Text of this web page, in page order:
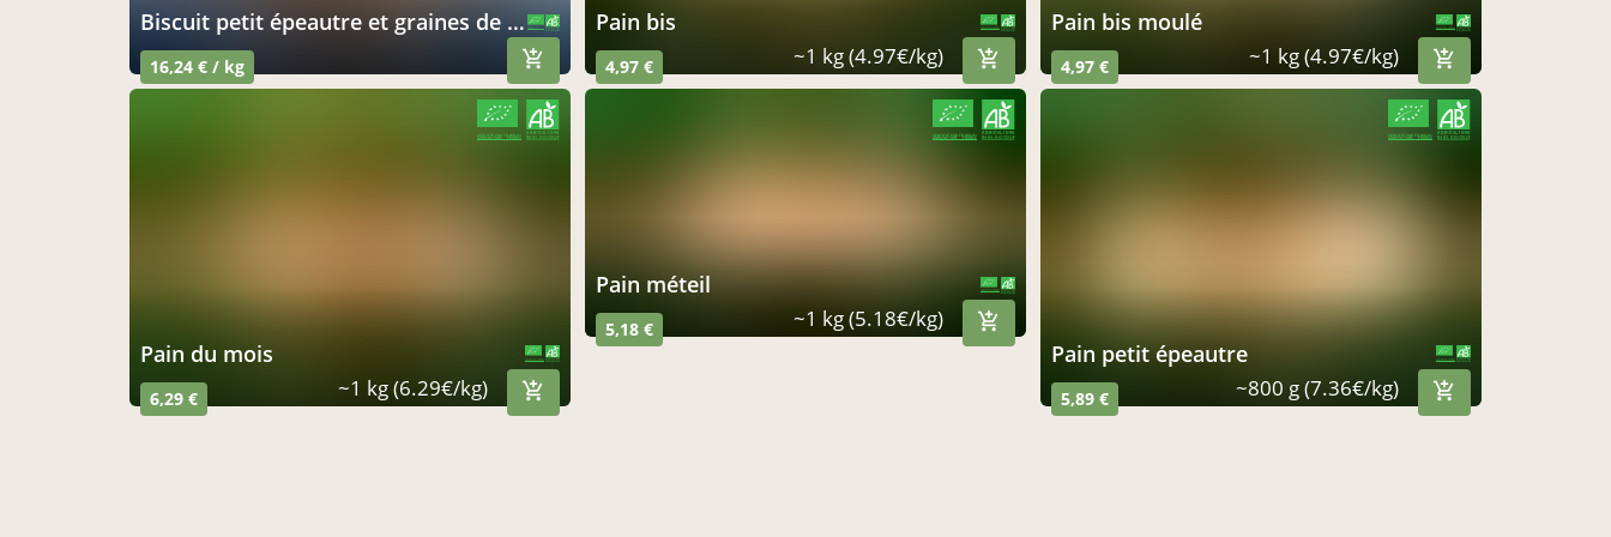
biscuit petit épeautre et graines de tournesol
16,24 € / kg
pain bis
4,97 € ~1 kg (4.97€/kg)
pain bis moulé
4,97 € ~1 kg (4.97€/kg)
pain du mois
6,29 € ~1 kg (6.29€/kg)
CERTIFIÉ PAR FR-BIO-01
AGRICULTURE FRANCE
pain méteil
5,18 € ~1 kg (5.18€/kg)
CERTIFIÉ PAR FR-BIO-01
AGRICULTURE FRANCE
pain petit épeautre
5,89 € ~800 g (7.36€/kg)
CERTIFIÉ PAR FR-BIO-01
AGRICULTURE FRANCE